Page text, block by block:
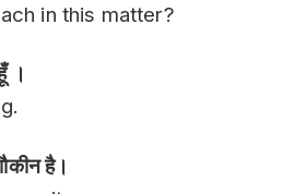
in this matter?
।
है।